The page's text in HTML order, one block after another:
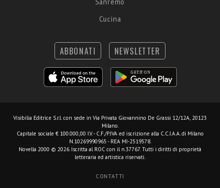
Cucina
ABBONATI NEWSLETTER
Visibilia Editrice S.r.l. con sede in Via Privata Giovannino De Grassi 12/12A, 20123
Milano.
Capitale sociale € 100.000,00 I.V. - C.F./P.IVA ed iscrizione alla C.C.I.A.A. di Milano
N.10269990965 - REA MI-2519578.
Novella 2000 © 2026. Iscritta al ROC con il n.37767. Tutti i diritti di proprietà
letteraria ed artistica riservati.
CONTATTI